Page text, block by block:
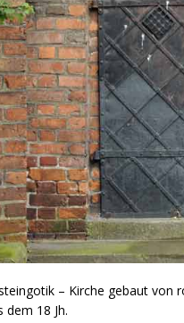
– Kirche gebaut
dem 18 Jh.